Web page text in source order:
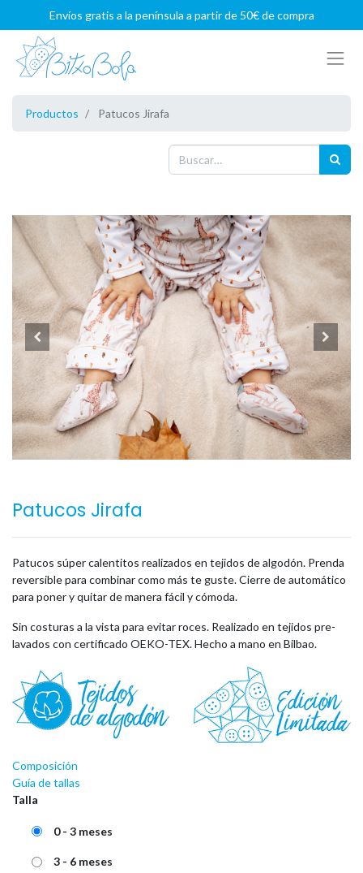
Envíos gratis a la península a partir de 50€ de compra
Productos Patucos Jirafa
Patucos Jirafa
Patucos súper calentitos realizados en tejidos de algodón. Prenda
reversible para combinar como más te guste. Cierre de automático
para poner y quitar de manera fácil y cómoda.
Sin costuras a la vista para evitar roces. Realizado en tejidos pre-
lavados con certificado OEKO-TEX. Hecho a mano en Bilbao.
Composición
Guía de tallas
Talla
0 - 3 meses
3 - 6 meses